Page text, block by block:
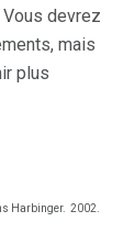
devrez
mais
plus
Harbinger. 2002.